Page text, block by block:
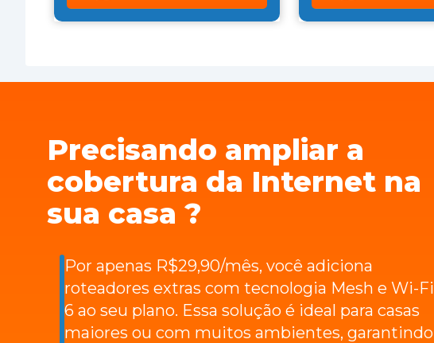
Precisando ampliar a
cobertura da Internet na
sua casa ?
Por apenas R$29,90/mês, você adiciona
roteadores extras com tecnologia Mesh e Wi-Fi
6 ao seu plano. Essa solução é ideal para casas
maiores ou com muitos ambientes, garantindo